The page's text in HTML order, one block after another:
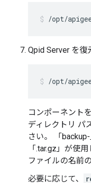
/opt/
Qpid Server を復
/opt/
コンポーネント
ディレクトリ パ
さい。 「
「.tar.gz」が使
ファイルの名前
必要に応じて、